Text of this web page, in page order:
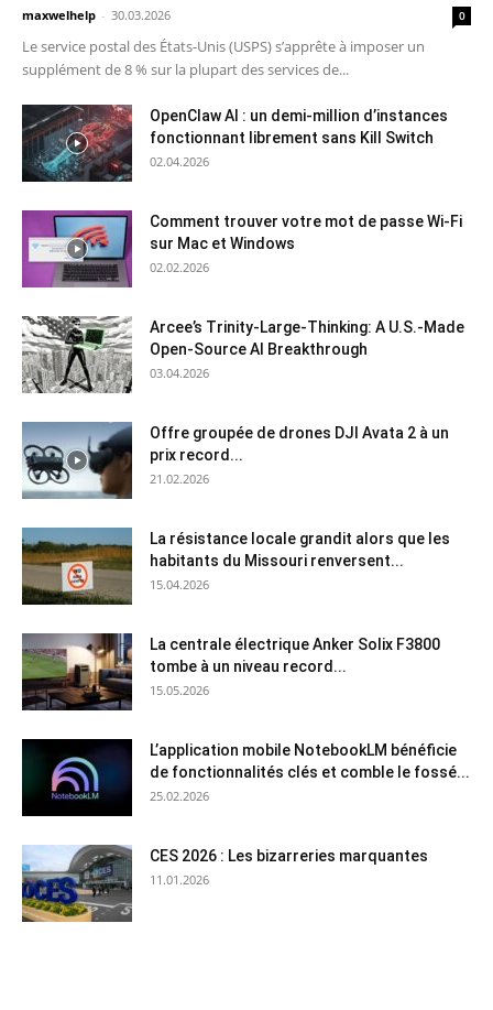
maxwelhelp - 30.03.2026 0
Le service postal des États-Unis (USPS) s’apprête à imposer un
supplément de 8 % sur la plupart des services de...
OpenClaw AI : un demi-million d’instances
fonctionnant librement sans Kill Switch
02.04.2026
Comment trouver votre mot de passe Wi-Fi
sur Mac et Windows
02.02.2026
Arcee’s Trinity-Large-Thinking: A U.S.-Made
Open-Source AI Breakthrough
03.04.2026
Offre groupée de drones DJI Avata 2 à un
prix record...
21.02.2026
La résistance locale grandit alors que les
habitants du Missouri renversent...
15.04.2026
La centrale électrique Anker Solix F3800
tombe à un niveau record...
15.05.2026
L’application mobile NotebookLM bénéficie
de fonctionnalités clés et comble le fossé...
25.02.2026
CES 2026 : Les bizarreries marquantes
11.01.2026